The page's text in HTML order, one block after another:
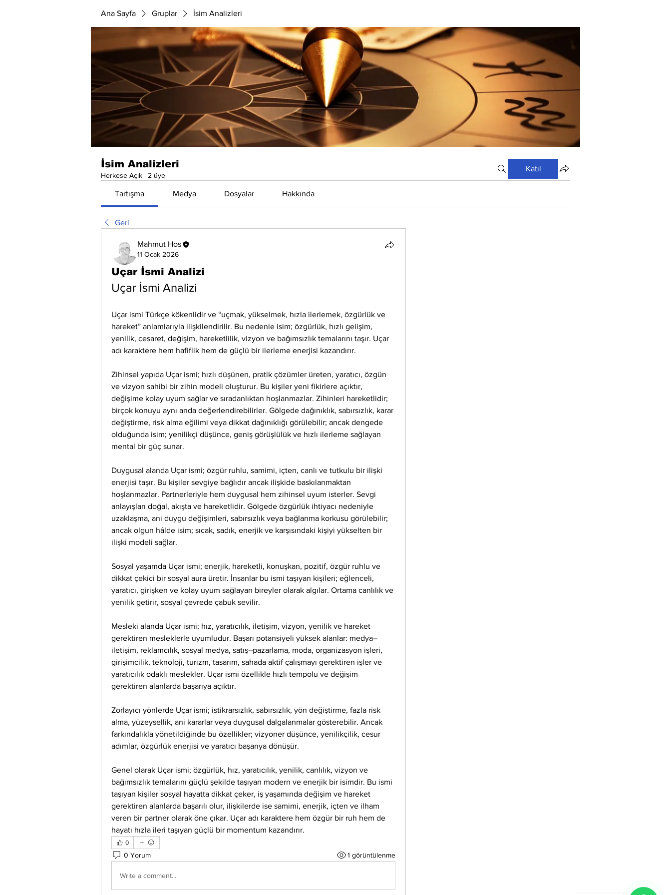
Ana Sayfa Gruplar İsim Analizleri
İsim Analizleri
Herkese Açık · 2 üye
Katıl
Tartışma Medya Dosyalar Hakkında
Geri
Mahmut Hos
11 Ocak 2026
Uçar İsmi Analizi
Uçar İsmi Analizi
Uçar ismi Türkçe kökenlidir ve “uçmak, yükselmek, hızla ilerlemek, özgürlük ve
hareket” anlamlarıyla ilişkilendirilir. Bu nedenle isim; özgürlük, hızlı gelişim,
yenilik, cesaret, değişim, hareketlilik, vizyon ve bağımsızlık temalarını taşır. Uçar
adı karaktere hem hafiflik hem de güçlü bir ilerleme enerjisi kazandırır.
Zihinsel yapıda Uçar ismi; hızlı düşünen, pratik çözümler üreten, yaratıcı, özgün
ve vizyon sahibi bir zihin modeli oluşturur. Bu kişiler yeni fikirlere açıktır,
değişime kolay uyum sağlar ve sıradanlıktan hoşlanmazlar. Zihinleri hareketlidir;
birçok konuyu aynı anda değerlendirebilirler. Gölgede dağınıklık, sabırsızlık, karar
değiştirme, risk alma eğilimi veya dikkat dağınıklığı görülebilir; ancak dengede
olduğunda isim; yenilikçi düşünce, geniş görüşlülük ve hızlı ilerleme sağlayan
mental bir güç sunar.
Duygusal alanda Uçar ismi; özgür ruhlu, samimi, içten, canlı ve tutkulu bir ilişki
enerjisi taşır. Bu kişiler sevgiye bağlıdır ancak ilişkide baskılanmaktan
hoşlanmazlar. Partnerleriyle hem duygusal hem zihinsel uyum isterler. Sevgi
anlayışları doğal, akışta ve hareketlidir. Gölgede özgürlük ihtiyacı nedeniyle
uzaklaşma, ani duygu değişimleri, sabırsızlık veya bağlanma korkusu görülebilir;
ancak olgun hâlde isim; sıcak, sadık, enerjik ve karşısındaki kişiyi yükselten bir
ilişki modeli sağlar.
Sosyal yaşamda Uçar ismi; enerjik, hareketli, konuşkan, pozitif, özgür ruhlu ve
dikkat çekici bir sosyal aura üretir. İnsanlar bu ismi taşıyan kişileri; eğlenceli,
yaratıcı, girişken ve kolay uyum sağlayan bireyler olarak algılar. Ortama canlılık ve
yenilik getirir, sosyal çevrede çabuk sevilir.
Mesleki alanda Uçar ismi; hız, yaratıcılık, iletişim, vizyon, yenilik ve hareket
gerektiren mesleklerle uyumludur. Başarı potansiyeli yüksek alanlar: medya–
iletişim, reklamcılık, sosyal medya, satış–pazarlama, moda, organizasyon işleri,
girişimcilik, teknoloji, turizm, tasarım, sahada aktif çalışmayı gerektiren işler ve
yaratıcılık odaklı meslekler. Uçar ismi özellikle hızlı tempolu ve değişim
gerektiren alanlarda başarıya açıktır.
Zorlayıcı yönlerde Uçar ismi; istikrarsızlık, sabırsızlık, yön değiştirme, fazla risk
alma, yüzeysellik, ani kararlar veya duygusal dalgalanmalar gösterebilir. Ancak
farkındalıkla yönetildiğinde bu özellikler; vizyoner düşünce, yenilikçilik, cesur
adımlar, özgürlük enerjisi ve yaratıcı başarıya dönüşür.
Genel olarak Uçar ismi; özgürlük, hız, yaratıcılık, yenilik, canlılık, vizyon ve
bağımsızlık temalarını güçlü şekilde taşıyan modern ve enerjik bir isimdir. Bu ismi
taşıyan kişiler sosyal hayatta dikkat çeker, iş yaşamında değişim ve hareket
gerektiren alanlarda başarılı olur, ilişkilerde ise samimi, enerjik, içten ve ilham
veren bir partner olarak öne çıkar. Uçar adı karaktere hem özgür bir ruh hem de
hayatı hızla ileri taşıyan güçlü bir momentum kazandırır.
0
0 Yorum 1 görüntülenme
Write a comment...